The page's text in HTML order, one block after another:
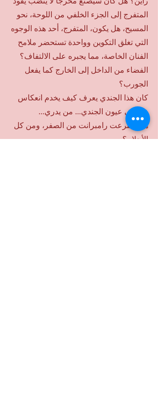
المتفرج إلى الجزء الخلفي من اللوحة، نحو
المسيح، هل يكون، المتفرج، أحد هذه الوجوه
التي تغلق التكوين وواحدة تستحضر ملامح
الفنان الخاصة، مما يجبره على الالتفاف؟
الفضاء من الداخل إلى الخارج كما يفعل
الجورب؟
كان هذا الجندي يعرف كيف يخدم انعكاس
بيير في عيون الجندي... من يدري...
هل اخترعت رامبرانت من الصفر، ومن كل
الأحلام؟